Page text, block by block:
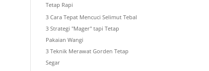
Tetap Rapi
3 Cara Tepat Mencuci Selimut Tebal
3 Strategi "Mager" tapi Tetap
Pakaian Wangi
3 Teknik Merawat Gorden Tetap
Segar